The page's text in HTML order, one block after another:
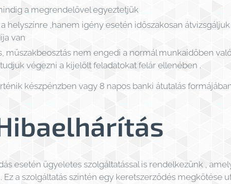
a megrendelővel egyeztetjük
helyszínre ,hanem igény esetén időszakosan
van
műszakbeosztás nem engedi a normál munkaidőben
végezni a kijelölt feladatokat felár ellenében .
készpénzben vagy 8 napos banki átutalás
esetén ügyeletes szolgáltatással is rendelkezünk ,
Ez a szolgáltatás szintén egy keretszerződés megkötése